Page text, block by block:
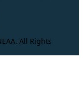
All Rights